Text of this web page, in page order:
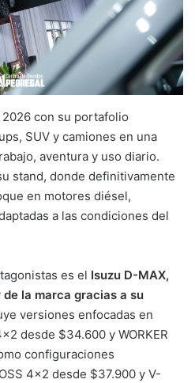
con su portafolio
SUV y camiones en una
aventura y uso diario.
stand, donde definitivamente
en motores diésel,
a las condiciones del
es el Isuzu D-MAX,
la marca gracias a su
versiones enfocadas en
desde $34.600 y WORKER
configuraciones
4×2 desde $37.900 y V-